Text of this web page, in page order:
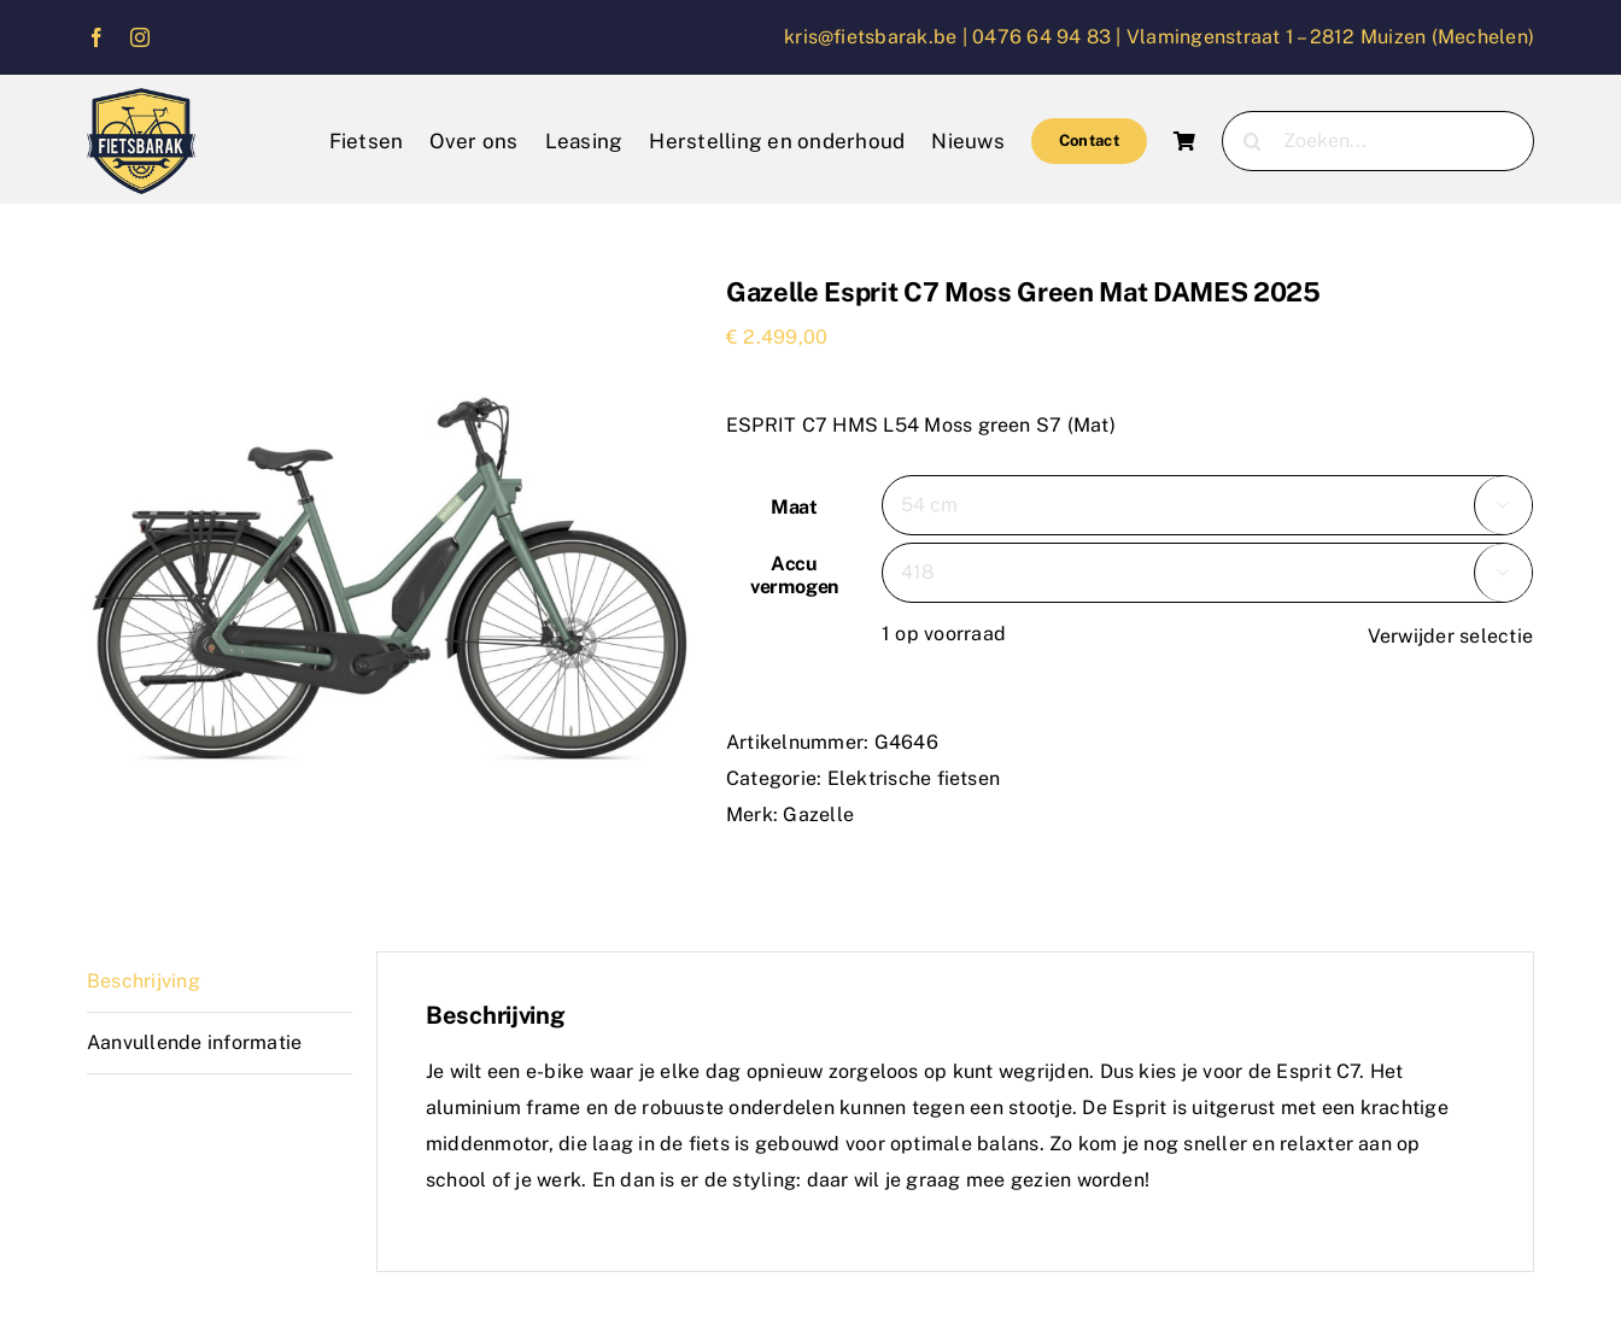
kris@fietsbarak.be |0476 64 94 83 | Vlamingenstraat 1 – 2812 Muizen (Mechelen)
Fietsen Over ons Leasing Herstelling en onderhoud Nieuws Contact
Zoeken
naar:
Gazelle Esprit C7 Moss Green Mat DAMES 2025
€ 2.499,00
ESPRIT C7 HMS L54 Moss green S7 (Mat)
Maat 
Accu
vermogen

1 op voorraad Verwijder selectie
Artikelnummer: G4646
Categorie: Elektrische fietsen
Merk:Gazelle
Beschrijving
Aanvullende informatie
Beschrijving
Je wilt een e-bike waar je elke dag opnieuw zorgeloos op kunt wegrijden. Dus kies je voor de Esprit C7. Het
aluminium frame en de robuuste onderdelen kunnen tegen een stootje. De Esprit is uitgerust met een krachtige
middenmotor, die laag in de fiets is gebouwd voor optimale balans. Zo kom je nog sneller en relaxter aan op
school of je werk. En dan is er de styling: daar wil je graag mee gezien worden!